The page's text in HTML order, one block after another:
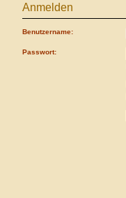
Anmelden
Benutzername:
Passwort: